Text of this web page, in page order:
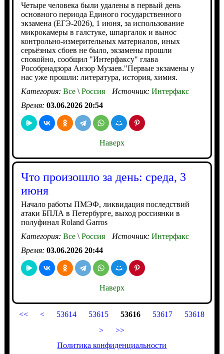
Четыре человека были удалены в первый день
основного периода Единого государственного
экзамена (ЕГЭ-2026), 1 июня, за использование
микрокамеры в галстуке, шпаргалок и вынос
контрольно-измерительных материалов, иных
серьёзных сбоев не было, экзамены прошли
спокойно, сообщил "Интерфаксу" глава
Рособрнадзора Анзор Музаев."Первые экзамены у
нас уже прошли: литература, история, химия.
Категория: Все\Россия Источник: Интерфакс
Время: 03.06.2026 20:54
Наверх
Что произошло за день: среда, 3
июня
Начало работы ПМЭФ, ликвидация последствий
атаки БПЛА в Петербурге, выход россиянки в
полуфинал Roland Garros
Категория: Все\Россия Источник: Интерфакс
Время: 03.06.2026 20:44
Наверх
<< < 53614 53615 53616 53617
53618
>
>>
Политика конфиденциальности